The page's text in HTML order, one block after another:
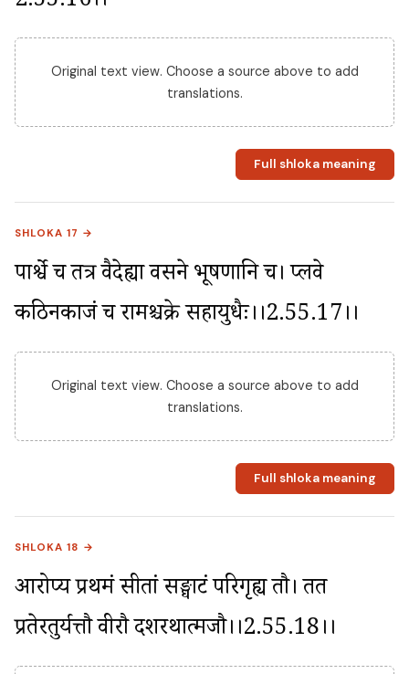
Original text view. Choose a source above to add
translations.
Full shloka meaning
SHLOKA 17 →
पार्श्वे च तत्र वैदेह्या वसने भूषणानि च। प्लवे
कठिनकाजं च रामश्चक्रे सहायुधैः।।2.55.17।।
Original text view. Choose a source above to add
translations.
Full shloka meaning
SHLOKA 18 →
आरोप्य प्रथमं सीतां सङ्घाटं परिगृह्य तौ। तत
प्रतेरतुर्यत्तौ वीरौ दशरथात्मजौ।।2.55.18।।